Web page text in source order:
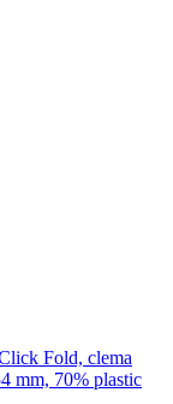
Fold, clema
mm, 70% plastic